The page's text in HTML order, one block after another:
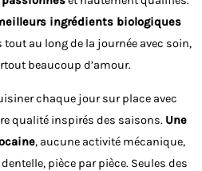
ingrédients biologiques
au long de la journée avec soin,
beaucoup d’amour.
chaque jour sur place avec
qualité inspirés des saisons. Une
, aucune activité mécanique,
pièce par pièce. Seules des